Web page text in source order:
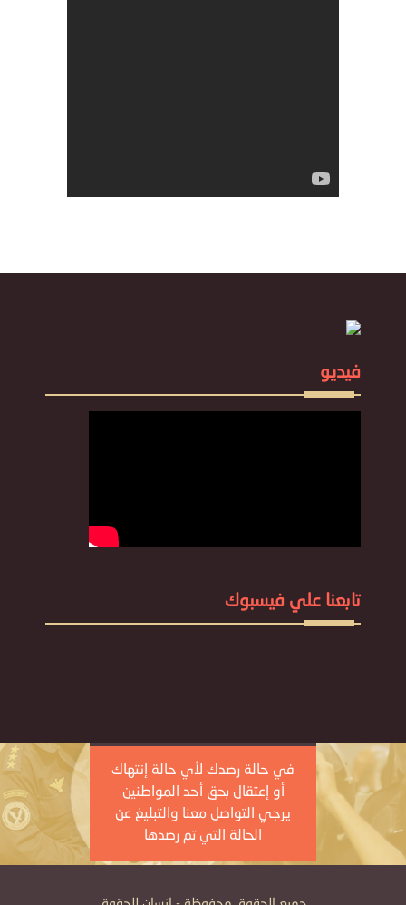
فيديو
تابعنا علي فيسبوك
في حالة رصدك لأي حالة إنتهاك
أو إعتقال بحق أحد المواطنين
يرجي التواصل معنا والتبليغ عن
الحالة التي تم رصدها